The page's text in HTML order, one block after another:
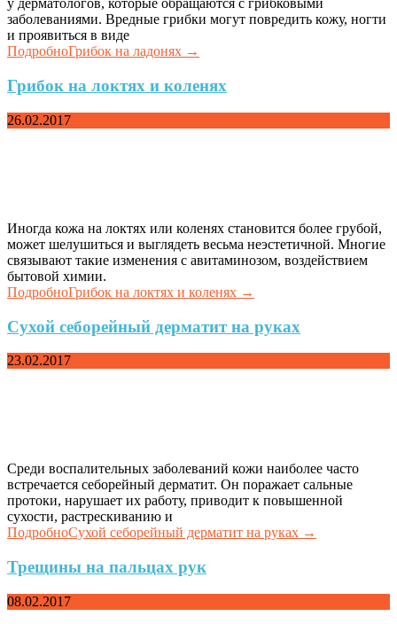
у дерматологов, которые обращаются с грибковыми
заболеваниями. Вредные грибки могут повредить кожу, ногти
и проявиться в виде
ПодробноГрибок на ладонях →
Грибок на локтях и коленях
26.02.2017
Иногда кожа на локтях или коленях становится более грубой,
может шелушиться и выглядеть весьма неэстетичной. Многие
связывают такие изменения с авитаминозом, воздействием
бытовой химии.
ПодробноГрибок на локтях и коленях →
Сухой себорейный дерматит на руках
23.02.2017
Среди воспалительных заболеваний кожи наиболее часто
встречается себорейный дерматит. Он поражает сальные
протоки, нарушает их работу, приводит к повышенной
сухости, растрескиванию и
ПодробноСухой себорейный дерматит на руках →
Трещины на пальцах рук
08.02.2017